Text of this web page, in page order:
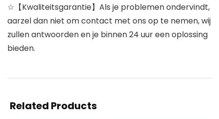
☆【Kwaliteitsgarantie】Als je problemen ondervindt,
aarzel dan niet om contact met ons op te nemen, wij
zullen antwoorden en je binnen 24 uur een oplossing
bieden.
Related Products